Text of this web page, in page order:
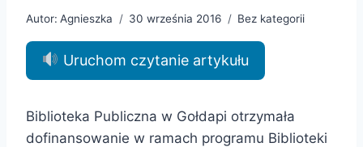
Autor: Agnieszka 30 września 2016 Bez kategorii
Uruchom czytanie artykułu
Biblioteka Publiczna w Gołdapi otrzymała
dofinansowanie w ramach programu Biblioteki